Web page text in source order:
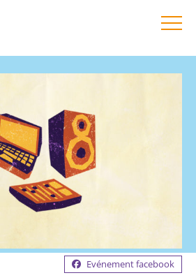
Evénement facebook